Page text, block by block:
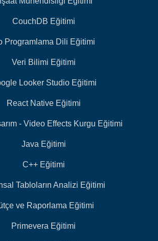
CouchDB Eğitimi
Programlama Dili Eğitimi
Veri Bilimi Eğitimi
Looker Studio Eğitimi
React Native Eğitimi
- Video Effects Kurgu Eğitimi
Java Eğitimi
C++ Eğitimi
Tabloların Analizi Eğitimi
ve Raporlama Eğitimi
Primevera Eğitimi